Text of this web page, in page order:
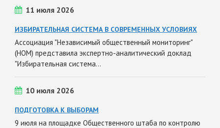
11 июля 2026
ИЗБИРАТЕЛЬНАЯ СИСТЕМА В СОВРЕМЕННЫХ УСЛОВИЯХ
Ассоциация "Независимый общественный мониторинг"
(НОМ) представила экспертно-аналитический доклад
"Избирательная система…
10 июля 2026
ПОДГОТОВКА К ВЫБОРАМ
9 июля на площадке Общественного штаба по контролю